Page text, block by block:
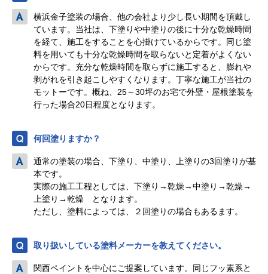
横浜金子塗装の場合、他の会社より少し長い期間を頂戴し
ています。当社は、下塗りや中塗りの後に十分な乾燥時間
を経て、施工をすることを心掛けているからです。同じ塗
料を用いても十分な乾燥時間を取らないと定着がよくない
からです。充分な乾燥時間を取らずに施工すると、膨れや
剥がれを引き起こしやすくなります。丁寧な施工が当社の
モットーです。概ね、25～30坪のお宅で外壁・屋根塗装を
行った場合20日程度となります。
何回塗りますか？
通常の塗装の場合、下塗り、中塗り、上塗りの3回塗りが基
本です。
実際の施工工程としては、下塗り→乾燥→中塗り→乾燥→
上塗り→乾燥 となります。
ただし、塗料によっては、２回塗りの場合もあるます。
取り扱いしている塗料メーカーを教えてください。
関西ペイントを中心にご提案しています。同じフッ素系と